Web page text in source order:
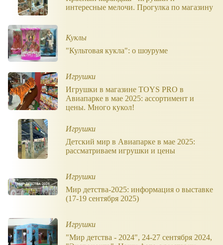
интересные мелочи. Прогулка по магазину
Куклы
"Культовая кукла": о шоуруме
Игрушки
Игрушки в магазине TOYS PRO в
Авиапарке в мае 2025: ассортимент и
цены. Много кукол!
Игрушки
Детский мир в Авиапарке в мае 2025:
рассматриваем игрушки и цены
Игрушки
Мир детства-​2025: информация о выставке
(17-19 сентября 2025)
Игрушки
"Мир детства - 2024", 24-27 сентября 2024,